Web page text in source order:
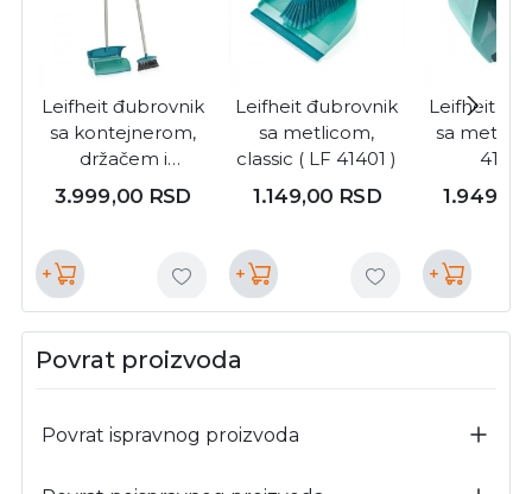
Leifheit đubrovnik
sa kontejnerom,
držačem i
metlicom ( LF
41405 )
3.999,00 RSD
+
Leifheit đubrovnik
sa metlicom,
classic ( LF 41401 )
1.149,00 RSD
+
Leifheit
sa
+
Povrat proizvoda
Povrat ispravnog proizvoda